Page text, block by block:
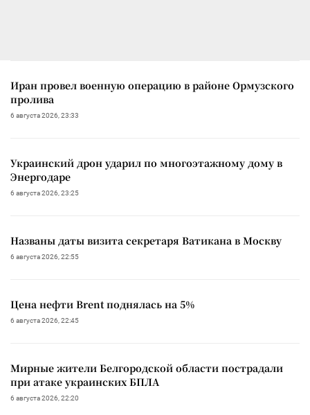
Иран провел военную операцию в районе Ормузского
пролива
6 августа 2026, 23:33
Украинский дрон ударил по многоэтажному дому в
Энергодаре
6 августа 2026, 23:25
Названы даты визита секретаря Ватикана в Москву
6 августа 2026, 22:55
Цена нефти Brent поднялась на 5%
6 августа 2026, 22:45
Мирные жители Белгородской области пострадали
при атаке украинских БПЛА
6 августа 2026, 22:20